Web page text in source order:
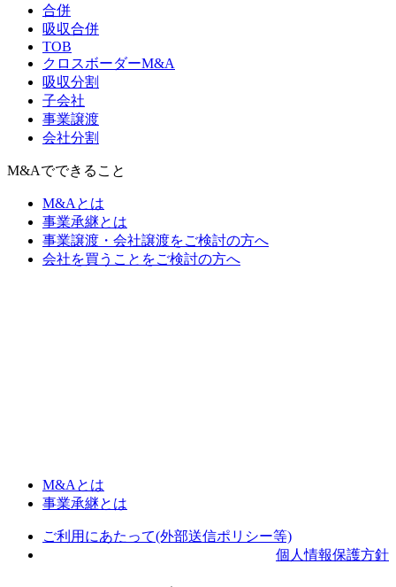
合併
吸収合併
TOB
クロスボーダーM&A
吸収分割
子会社
事業譲渡
会社分割
M&Aでできること
M&Aとは
事業承継とは
事業譲渡・会社譲渡をご検討の方へ
会社を買うことをご検討の方へ
M&Aとは
事業承継とは
ご利用にあたって(外部送信ポリシー等)
個人情報保護方針